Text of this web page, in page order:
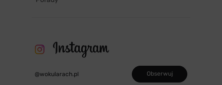
@wokularach.pl Obserwuj